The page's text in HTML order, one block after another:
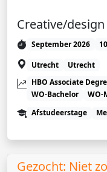
Creative/
September 2026
Utrecht
Utrecht
HBO Associate
WO-Bachelor
WO-
Afstudeerstage
Gezocht: Niet